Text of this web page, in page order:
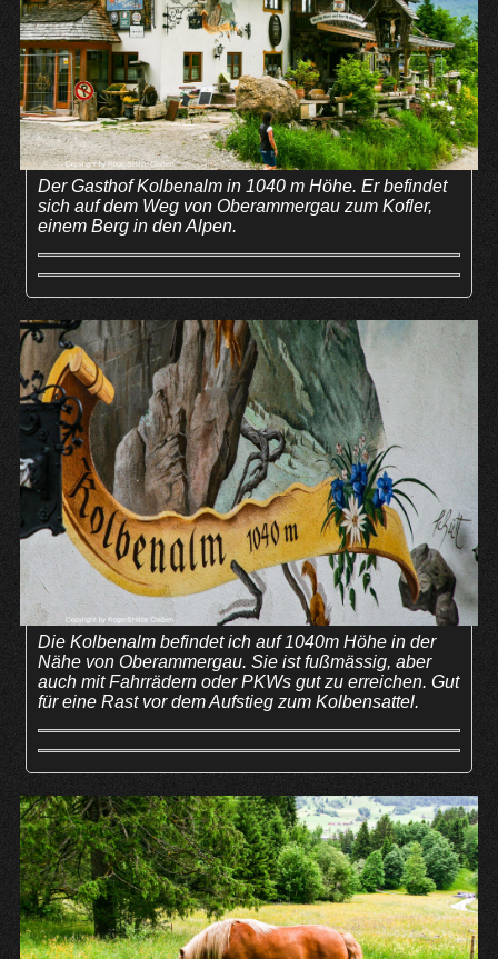
Der Gasthof Kolbenalm in 1040 m Höhe. Er befindet
sich auf dem Weg von Oberammergau zum Kofler,
einem Berg in den Alpen.
Die Kolbenalm befindet ich auf 1040m Höhe in der
Nähe von Oberammergau. Sie ist fußmässig, aber
auch mit Fahrrädern oder PKWs gut zu erreichen. Gut
für eine Rast vor dem Aufstieg zum Kolbensattel.